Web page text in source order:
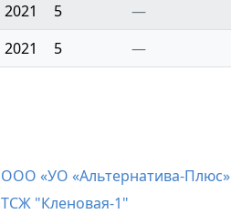
2021 5 —
2021 5 —
ООО «УО «Альтернатива-Плюс»
ТСЖ "Кленовая-1"